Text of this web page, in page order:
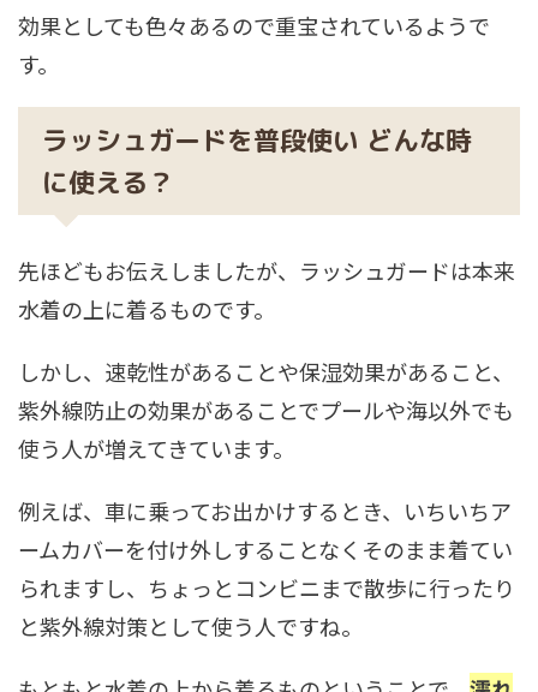
効果としても色々あるので重宝されているようで
す。
ラッシュガードを普段使い どんな時
に使える？
先ほどもお伝えしましたが、ラッシュガードは本来
水着の上に着るものです。
しかし、速乾性があることや保湿効果があること、
紫外線防止の効果があることでプールや海以外でも
使う人が増えてきています。
例えば、車に乗ってお出かけするとき、いちいちア
ームカバーを付け外しすることなくそのまま着てい
られますし、ちょっとコンビニまで散歩に行ったり
と紫外線対策として使う人ですね。